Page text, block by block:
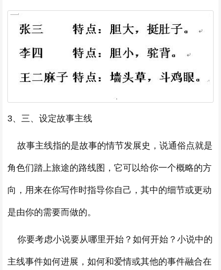
3、三、设定故事主线
故事主线指的是故事的情节发展史，说通俗点就是
角色们踏上旅途的路线图，它可以给你一个概略的方
向，用来在你写作时指导你自己，其中的细节或更动
是由你的需要而做的。
你要考虑小说要从哪里开始？如何开始？小说中的
主线事件如何进展，如何和爱情或其他的事件融合在